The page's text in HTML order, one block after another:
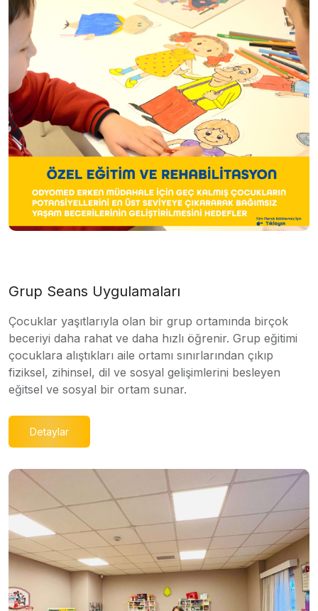
Grup Seans Uygulamaları
Çocuklar yaşıtlarıyla olan bir grup ortamında birçok
beceriyi daha rahat ve daha hızlı öğrenir. Grup eğitimi
çocuklara alıştıkları aile ortamı sınırlarından çıkıp
fiziksel, zihinsel, dil ve sosyal gelişimlerini besleyen
eğitsel ve sosyal bir ortam sunar.
Detaylar